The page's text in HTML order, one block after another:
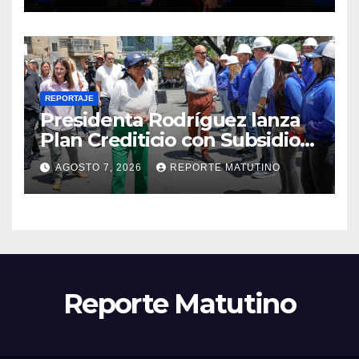
REPORTAJE
Presidenta Rodríguez lanza
Plan Crediticio con Subsidio
Directo en encuentro con
Juntas de Condominio
AGOSTO 7, 2026 REPORTE MATUTINO
Reporte Matutino